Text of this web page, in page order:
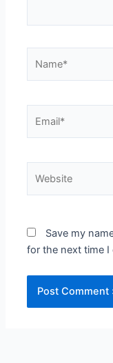
Save my
for the next time I